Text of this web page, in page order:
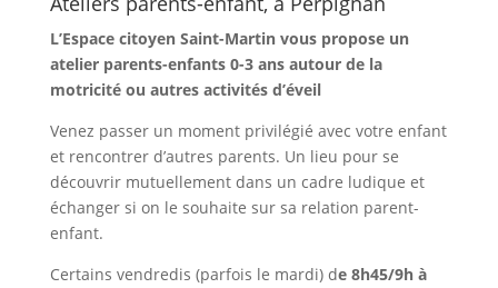
L’Espace citoyen Saint-Martin vous propose un
atelier parents-enfants 0-3 ans autour de la
motricité ou autres activités d’éveil
Venez passer un moment privilégié avec votre enfant
et rencontrer d’autres parents. Un lieu pour se
découvrir mutuellement dans un cadre ludique et
échanger si on le souhaite sur sa relation parent-
enfant.
Certains vendredis (parfois le mardi) de 8h45/9h à